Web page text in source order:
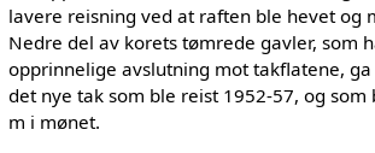
lavere reisning ved at raften ble hevet og
Nedre del av korets tømrede gavler, som
opprinnelige avslutning mot takflatene,
det nye tak som ble reist 1952-57, og som
m i mønet.